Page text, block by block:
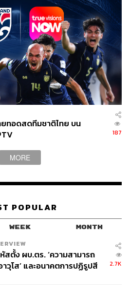
ทอดสดทีมชาติไทย บน
187
MORE
POPULAR
WEEK MONTH
สตั้ง ผบ.ตร. ‘ความสามารถ
าวุโส’ และอนาคตการปฏิรูปสี
2.7K